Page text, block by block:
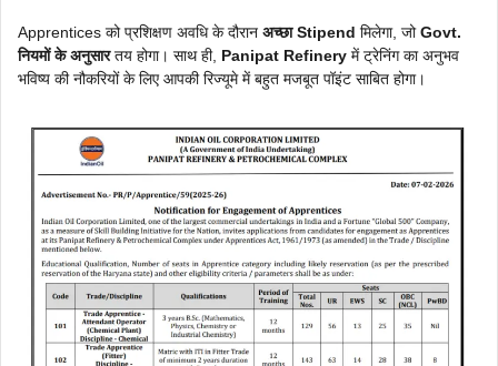
Apprentices को प्रशिक्षण अवधि के दौरान अच्छा Stipend मिलेगा, जोGovt.
नियमों के अनुसारतय होगा। साथ ही, Panipat Refinery में ट्रेनिंग का अनुभव
भविष्य की नौकरियों के लिए आपकी रिज्यूमे में बहुत मजबूत पॉइंट साबित होगा।